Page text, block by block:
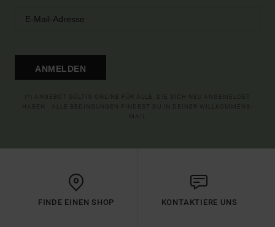
ANMELDEN
FINDE EINEN SHOP KONTAKTIERE UNS